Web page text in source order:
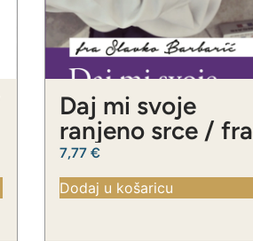
Daj mi svoje
ranjeno srce / fra
Slavko Barbarić
7,77 €
Dodaj u košaricu